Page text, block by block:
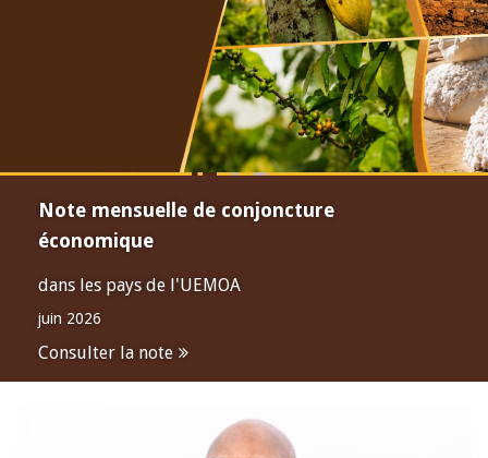
Note mensuelle de conjoncture
économique
dans les pays de l'UEMOA
juin 2026
Consulter la note